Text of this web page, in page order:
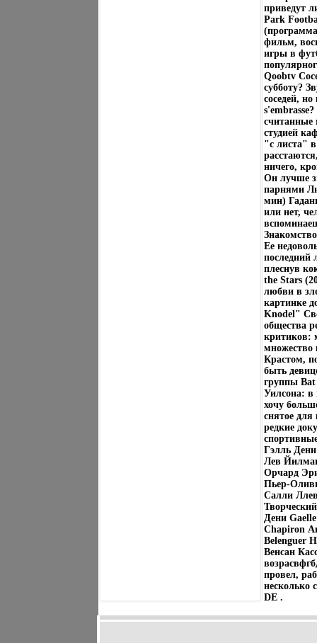
приведут
Park
фильм,
игры в
Qoobtv
субботу?
соседей,
считанные
студией
"с листа" в
ничего,
Он лучше
парнями
мин)
или нет,
Ее
последний
плеснув
the Stars
любви в
картинке
Knodel"
общества
критиков:
множество
Крастом,
быть
группы
Уилсона: в
хочу
снятое для
редкие
Гэлль
Лев
Орчард
Пьер-
Салли
Дени
Chapiron
Belenguer
Венсан
провел,
несколько
DE .